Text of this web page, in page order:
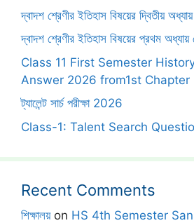
দ্বাদশ শ্রেণীর ইতিহাস বিষয়ের দ্বিতীয়
দ্বাদশ শ্রেণীর ইতিহাস বিষয়ের প্রথম
Class 11 First Semester
Answer 2026 from1st Chapter
ট্যালেন্ট সার্চ পরীক্ষা 2026
Class-1: Talent Search
Recent Comments
শিক্ষালয়on HS 4th Semester